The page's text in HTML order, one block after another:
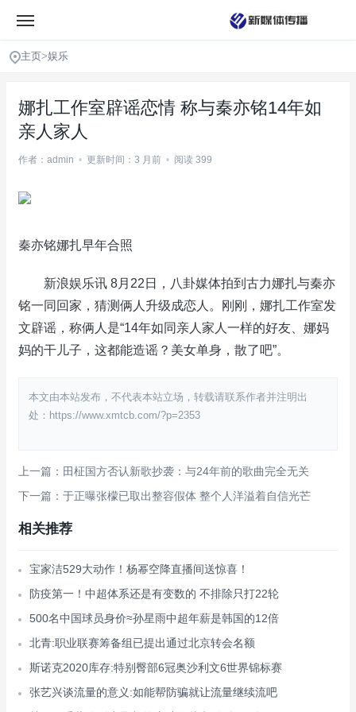
主页>娱乐
娜扎工作室辟谣恋情 称与秦亦铭14年如
亲人家人
作者：admin • 更新时间：3 月前 • 阅读 399
秦亦铭娜扎早年合照
新浪娱乐讯 8月22日，八卦媒体拍到古力娜扎与秦亦
铭一同回家，猜测俩人升级成恋人。刚刚，娜扎工作室发
文辟谣，称俩人是“14年如同亲人家人一样的好友、娜妈
妈的干儿子，这都能造谣？美女单身，散了吧”。
本文由本站发布，不代表本站立场，转载请联系作者并注明出
处：https://www.xmtcb.com/?p=2353
上一篇：田柾国方否认新歌抄袭：与24年前的歌曲完全无关
下一篇：于正曝张檬已取出整容假体 整个人洋溢着自信光芒
相关推荐
宝家洁529大动作！杨幂空降直播间送惊喜！
防疫第一！中超体系还是有变数的 不排除只打22轮
500名中国球员身价≈孙星雨中超年薪是韩国的12倍
北青:职业联赛筹备组已提出通过北京转会名额
斯诺克2020库存:特别臀部6冠奥沙利文6世界锦标赛
张艺兴谈流量的意义:如能帮防骗就让流量继续流吧